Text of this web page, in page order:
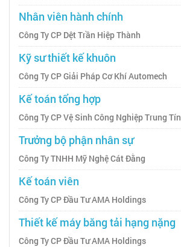
Nhân viên hành chính
Công Ty CP Dệt Trần Hiệp Thành
Kỹ sư thiết kế khuôn
Công Ty CP Giải Pháp Cơ Khí Automech
Kế toán tổng hợp
Công Ty CP Vệ Sinh Công Nghiệp Trung Tín
Trưởng bộ phận nhân sự
Công Ty TNHH Mỹ Nghệ Cát Đằng
Kế toán viên
Công Ty CP Đầu Tư AMA Holdings
Thiết kế máy băng tải hạng nặng
Công Ty CP Đầu Tư AMA Holdings